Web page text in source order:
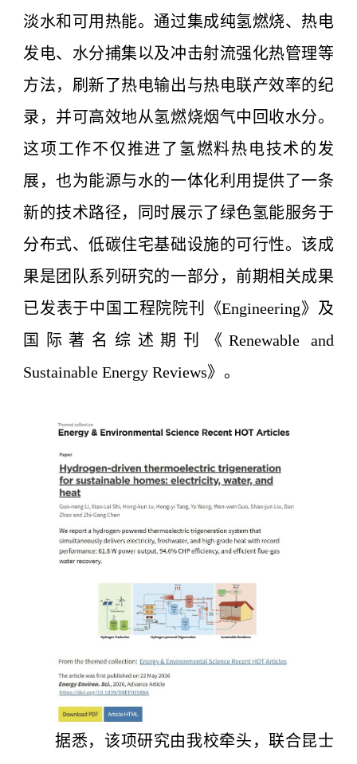
淡水和可用热能。通过集成纯氢燃烧、热电
发电、水分捕集以及冲击射流强化热管理等
方法，刷新了热电输出与热电联产效率的纪
录，并可高效地从氢燃烧烟气中回收水分。
这项工作不仅推进了氢燃料热电技术的发
展，也为能源与水的一体化利用提供了一条
新的技术路径，同时展示了绿色氢能服务于
分布式、低碳住宅基础设施的可行性。该成
果是团队系列研究的一部分，前期相关成果
已发表于中国工程院院刊《Engineering》及
国际著名综述期刊《Renewable and
Sustainable Energy Reviews》。
据悉，该项研究由我校牵头，联合昆士